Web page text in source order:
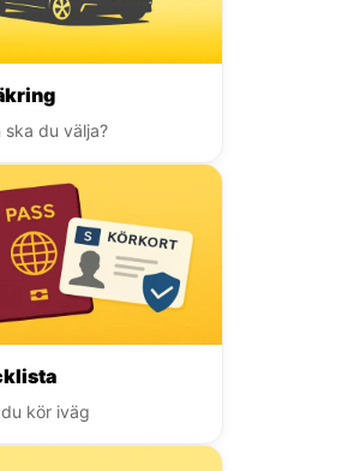
ska du välja?
kör iväg